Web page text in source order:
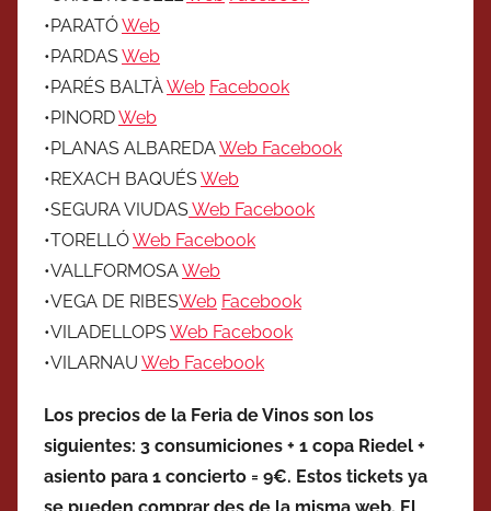
•PARATÓWeb
•PARDASWeb
•PARÉS BALTÀWeb Facebook
•PINORDWeb
•PLANAS ALBAREDAWeb Facebook
•REXACH BAQUÉSWeb
•SEGURA VIUDASWeb Facebook
•TORELLÓWeb Facebook
•VALLFORMOSAWeb
•VEGA DE RIBESWeb Facebook
•VILADELLOPSWeb Facebook
•VILARNAU Web Facebook
Los precios de la Feria de Vinos son los
siguientes: 3 consumiciones + 1 copa Riedel +
asiento para 1 concierto = 9€. Estos tickets ya